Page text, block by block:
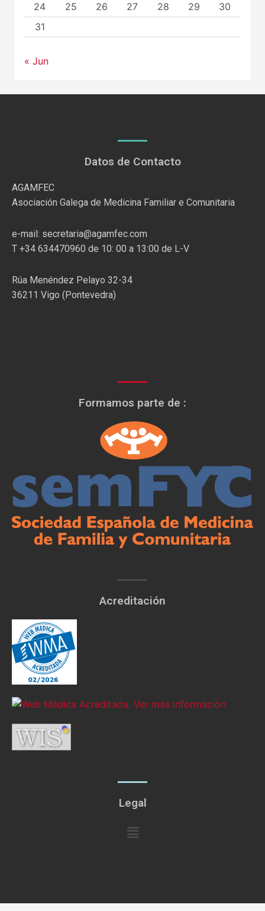
24
25 26 27 28 29
30
31
« Jun
Datos de Contacto
AGAMFEC
Asociación Galega de Medicina Familiar e Comunitaria
e-mail: secretaria@agamfec.com
T +34 634470960 de 10: 00 a 13:00 de L-V
Rúa Menéndez Pelayo 32-34
36211 Vigo (Pontevedra)
Formamos parte de :
Acreditación
Legal
Menú